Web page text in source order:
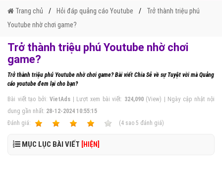
Trang chủ Hỏi đáp quảng cáo Youtube
Trở thành triệu phú
Youtube nhờ chơi game?
Trở thành triệu phú Youtube nhờ chơi
game?
Trở thành triệu phú Youtube nhờ chơi game? Bài viết Chia Sẻ về sự Tuyệt vời mà Quảng
cáo youtube đem lại cho bạn?
Bài viết tạo bởi:VietAds | Lượt xem bài viết: 324,090(View) | Ngày cập nhật nội
dung gần nhất: 28-12-2024 10:55:15
Ðánh giá:
(4 sao 5 đánh giá)
MỤC LỤC BÀI VIẾT [HIỆN]